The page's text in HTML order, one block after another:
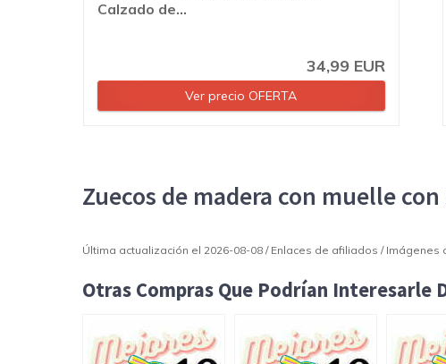
Calzado de...
34,99 EUR
Ver precio OFERTA
Zuecos de madera con muelle
Última actualización el 2026-08-08 / Enlaces de afiliados / Imágenes
Otras Compras Que Podrían Interesarle